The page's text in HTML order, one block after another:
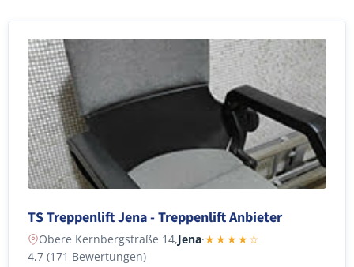
TS Treppenlift Jena - Treppenlift Anbieter
Obere Kernbergstraße 14,Jena·★★★★☆
4,7 (171 Bewertungen)